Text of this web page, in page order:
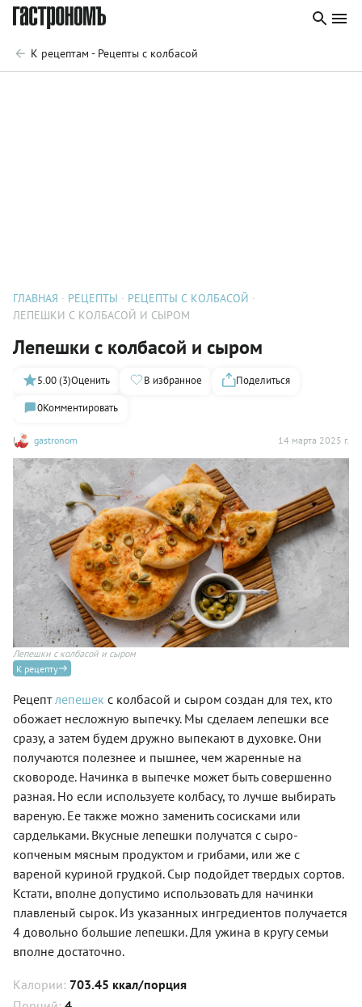
К рецептам - Рецепты с колбасой
ГЛАВНАЯ РЕЦЕПТЫ
РЕЦЕПТЫ С КОЛБАСОЙ
ЛЕПЕШКИ С КОЛБАСОЙ И СЫРОМ
Лепешки с колбасой и сыром
gastronom 14 марта 2025 г.
5.00 (3)Оценить В избранное
Поделиться
0Комментировать
Лепешки с колбасой и сыром
К рецепту
Рецептлепешек с колбасой и сыром создан для тех, кто
обожает несложную выпечку. Мы сделаем лепешки все
сразу, а затем будем дружно выпекают в духовке. Они
получаются полезнее и пышнее, чем жаренные на
сковороде. Начинка в выпечке может быть совершенно
разная. Но если используете колбасу, то лучше выбирать
вареную. Ее также можно заменить сосисками или
сардельками. Вкусные лепешки получатся с сыро-
копченым мясным продуктом и грибами, или же с
вареной куриной грудкой. Сыр подойдет твердых сортов.
Кстати, вполне допустимо использовать для начинки
плавленый сырок. Из указанных ингредиентов получается
4 довольно большие лепешки. Для ужина в кругу семьи
вполне достаточно.
Калории: 703.45 ккал/порция